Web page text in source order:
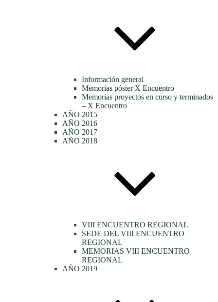
Información general
Memorias póster X Encuentro
Memorias proyectos en curso y terminados
– X Encuentro
AÑO 2015
AÑO 2016
AÑO 2017
AÑO 2018
VIII ENCUENTRO REGIONAL
SEDE DEL VIII ENCUENTRO
REGIONAL
MEMORIAS VIII ENCUENTRO
REGIONAL
AÑO 2019